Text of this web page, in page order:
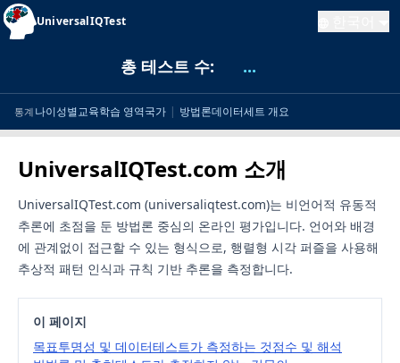
UniversalIQTest
총 테스트 수: ...
통계 나이성별교육학습 영역국가 | 방법론데이터세트 개요
UniversalIQTest.com 소개
UniversalIQTest.com (universaliqtest.com)는 비언어적 유동적
추론에 초점을 둔 방법론 중심의 온라인 평가입니다. 언어와 배경
에 관계없이 접근할 수 있는 형식으로, 행렬형 시각 퍼즐을 사용해
추상적 패턴 인식과 규칙 기반 추론을 측정합니다.
이 페이지
목표투명성 및 데이터테스트가 측정하는 것점수 및 해석